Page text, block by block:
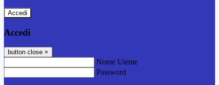
Accedi
Accedi
button close ×
Nome Utente
Password